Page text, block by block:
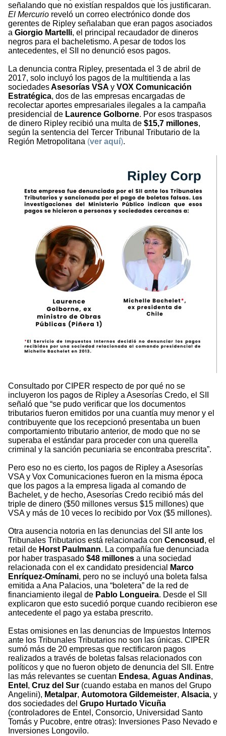
señalando que no existían respaldos que los justificaran.
El Mercurio reveló un correo electrónico donde dos
gerentes de Ripley señalaban que eran pagos asociados
a Giorgio Martelli, el principal recaudador de dineros
negros para el bacheletismo. A pesar de todos los
antecedentes, el SII no denunció esos pagos.
La denuncia contra Ripley, presentada el 3 de abril de
2017, solo incluyó los pagos de la multitienda a las
sociedadesAsesorías VSA y VOX Comunicación
Estratégica, dos de las empresas encargadas de
recolectar aportes empresariales ilegales a la campaña
presidencial de Laurence Golborne. Por esos traspasos
de dinero Ripley recibió una multa de $15,7 millones,
según la sentencia del Tercer Tribunal Tributario de la
Región Metropolitana (ver aquí).
Consultado por CIPER respecto de por qué no se
incluyeron los pagos de Ripley a Asesorías Credo, el SII
señaló que “se pudo verificar que los documentos
tributarios fueron emitidos por una cuantía muy menor y el
contribuyente que los recepcionó presentaba un buen
comportamiento tributario anterior, de modo que no se
superaba el estándar para proceder con una querella
criminal y la sanción pecuniaria se encontraba prescrita”.
Pero eso no es cierto, los pagos de Ripley a Asesorías
VSA y Vox Comunicaciones fueron en la misma época
que los pagos a la empresa ligada al comando de
Bachelet, y de hecho, Asesorías Credo recibió más del
triple de dinero ($50 millones versus $15 millones) que
VSA y más de 10 veces lo recibido por Vox ($5 millones).
Otra ausencia notoria en las denuncias del SII ante los
Tribunales Tributarios está relacionada con Cencosud , el
retail de Horst Paulmann. La compañía fue denunciada
por haber traspasado $48 millones a una sociedad
relacionada con el ex candidato presidencial
Marco
Enríquez-Omínami, pero no se incluyó una boleta falsa
emitida a Ana Palacios, una “boletera” de la red de
financiamiento ilegal de Pablo Longueira. Desde el SII
explicaron que esto sucedió porque cuando recibieron ese
antecedente el pago ya estaba prescrito.
Estas omisiones en las denuncias de Impuestos Internos
ante los Tribunales Tributarios no son las únicas. CIPER
sumó más de 20 empresas que rectificaron pagos
realizados a través de boletas falsas relacionados con
políticos y que no fueron objeto de denuncia del SII. Entre
las más relevantes se cuentan Endesa, Aguas Andinas,
Entel , Cruz del Sur (cuando estaba en manos del Grupo
Angelini), Metalpar, Automotora Gildemeister, Alsacia, y
dos sociedades del Grupo Hurtado Vicuña
(controladores de Entel, Consorcio, Universidad Santo
Tomás y Pucobre, entre otras): Inversiones Paso Nevado e
Inversiones Longovilo.